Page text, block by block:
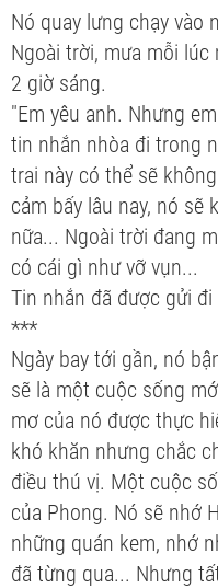
Nó quay lưng chạy vào
Ngoài trời, mưa mỗi lúc
2 giờ sáng.
"Em yêu anh. Nhưng
tin nhắn nhòa đi trong
trai này có thể sẽ
cảm bấy lâu nay, nó
nữa... Ngoài trời đang
có cái gì như vỡ vụn...
Tin nhắn đã được gửi
***
Ngày bay tới gần, nó
sẽ là một cuộc sống
mơ của nó được thực
khó khăn nhưng chắc
điều thú vị. Một cuộc
của Phong. Nó sẽ nhớ
những quán kem, nhớ
đã từng qua... Nhưng